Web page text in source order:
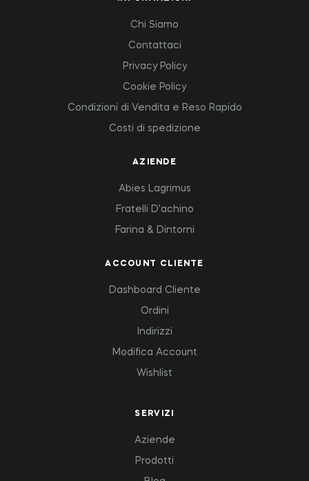
Chi Siamo
Contattaci
Privacy Policy
Cookie Policy
Condizioni di Vendita e Reso Rapido
Costi di spedizione
AZIENDE
Abies Lagrimus
Fratelli D’achino
Farina & Dintorni
ACCOUNT CLIENTE
Dashboard Cliente
Ordini
Indirizzi
Modifica Account
Wishlist
SERVIZI
Aziende
Prodotti